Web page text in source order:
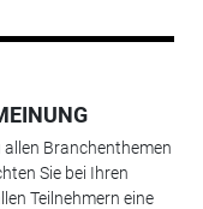
allen Branchenthemen
Sie bei Ihren
Teilnehmern eine